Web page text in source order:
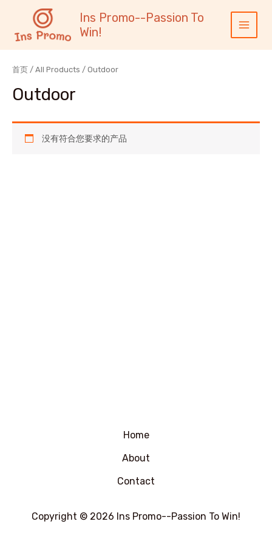
容
Ins Promo--Passion To
Win!
Main
Menu
首页 / All Products / Outdoor
Outdoor
没有符合您要求的产品
Home
About
Contact
Copyright © 2026 Ins Promo--Passion To Win!